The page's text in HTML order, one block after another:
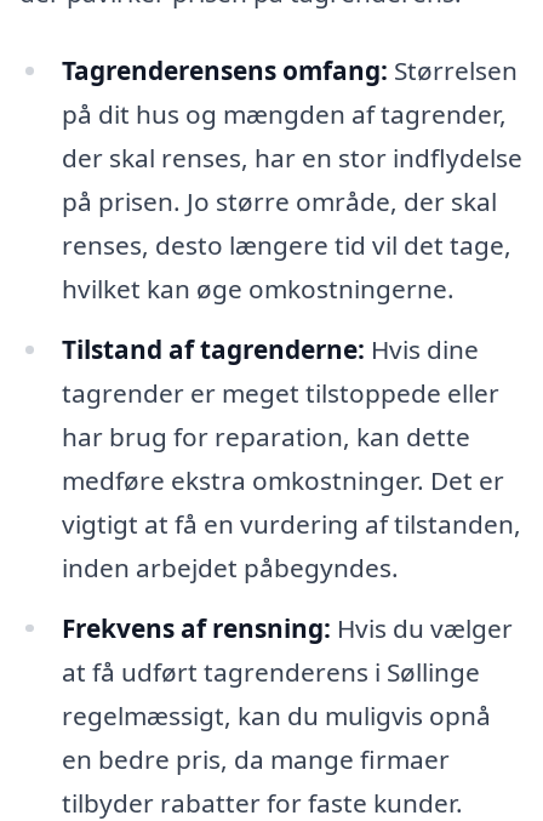
Tagrenderensens omfang: Størrelsen
på dit hus og mængden af tagrender,
der skal renses, har en stor indflydelse
på prisen. Jo større område, der skal
renses, desto længere tid vil det tage,
hvilket kan øge omkostningerne.
Tilstand af tagrenderne: Hvis dine
tagrender er meget tilstoppede eller
har brug for reparation, kan dette
medføre ekstra omkostninger. Det er
vigtigt at få en vurdering af tilstanden,
inden arbejdet påbegyndes.
Frekvens af rensning: Hvis du vælger
at få udført tagrenderens i Søllinge
regelmæssigt, kan du muligvis opnå
en bedre pris, da mange firmaer
tilbyder rabatter for faste kunder.